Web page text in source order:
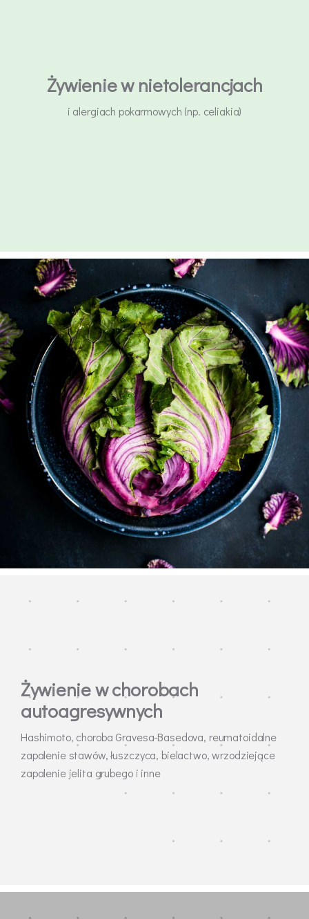
Żywienie w nietolerancjach
i alergiach pokarmowych (np. celiakia)
Żywienie w chorobach
autoagresywnych
Hashimoto, choroba Gravesa-Basedova, reumatoidalne
zapalenie stawów, łuszczyca, bielactwo, wrzodziejące
zapalenie jelita grubego i inne